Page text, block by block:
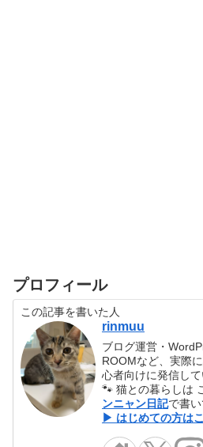
プロフィール
この記事を書いた人
rinmuu
ブログ運営・
ROOMなど、実際
心者向けに発信して
🐾 猫との暮らしは
ンニャン日記で書い
▶ はじめての方は